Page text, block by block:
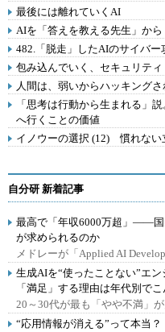
最後には離れていくAI
AIを「答えを教える先生」か
482.「脱走」したAIのサイバー
包み込んでいく、セキュリティ
人間は、弱いからハッキング
「思考は行動から生まれる」
へ行くことの価値
イノウーの選択 (12) 慣れない
自分研 新着記事
最高で「年収6000万超」――
が求められるのか
メドレーが「Applied AI
生成AIを“使ったことない”エ
「満足」する理由は年代別で
20～30代が最も「やや不満」が
“応用情報が消える”って本当